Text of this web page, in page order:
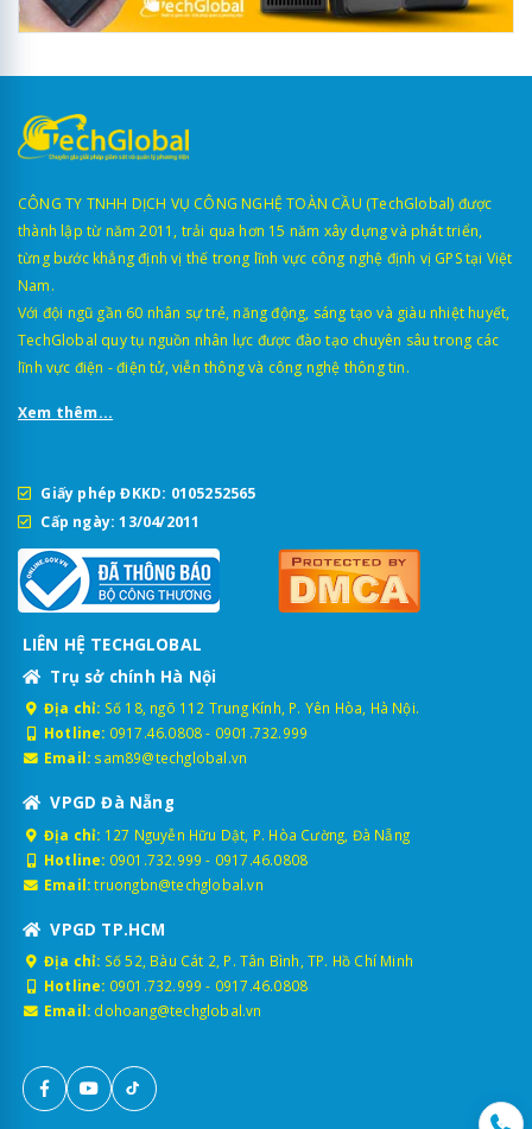
CÔNG TY TNHH DỊCH VỤ CÔNG NGHỆ TOÀN CẦU (TechGlobal) được
thành lập từ năm 2011, trải qua hơn 15 năm xây dựng và phát triển,
từng bước khẳng định vị thế trong lĩnh vực công nghệ định vị GPS tại Việt
Nam.
Với đội ngũ gần 60 nhân sự trẻ, năng động, sáng tạo và giàu nhiệt huyết,
TechGlobal quy tụ nguồn nhân lực được đào tạo chuyên sâu trong các
lĩnh vực điện - điện tử, viễn thông và công nghệ thông tin.
Xem thêm...
Giấy phép ĐKKD: 0105252565
Cấp ngày: 13/04/2011
LIÊN HỆ TECHGLOBAL
Trụ sở chính Hà Nội
Địa chỉ: Số 18, ngõ 112 Trung Kính, P. Yên Hòa, Hà Nội.
Hotline: 0917.46.0808- 0901.732.999
Email: sam89@techglobal.vn
VPGD Đà Nẵng
Địa chỉ: 127 Nguyễn Hữu Dật, P. Hòa Cường, Đà Nẵng
Hotline: 0901.732.999 - 0917.46.0808
Email: truongbn@techglobal.vn
VPGD TP.HCM
Địa chỉ: Số 52, Bàu Cát 2, P. Tân Bình, TP. Hồ Chí Minh
Hotline: 0901.732.999 - 0917.46.0808
Email: dohoang@techglobal.vn